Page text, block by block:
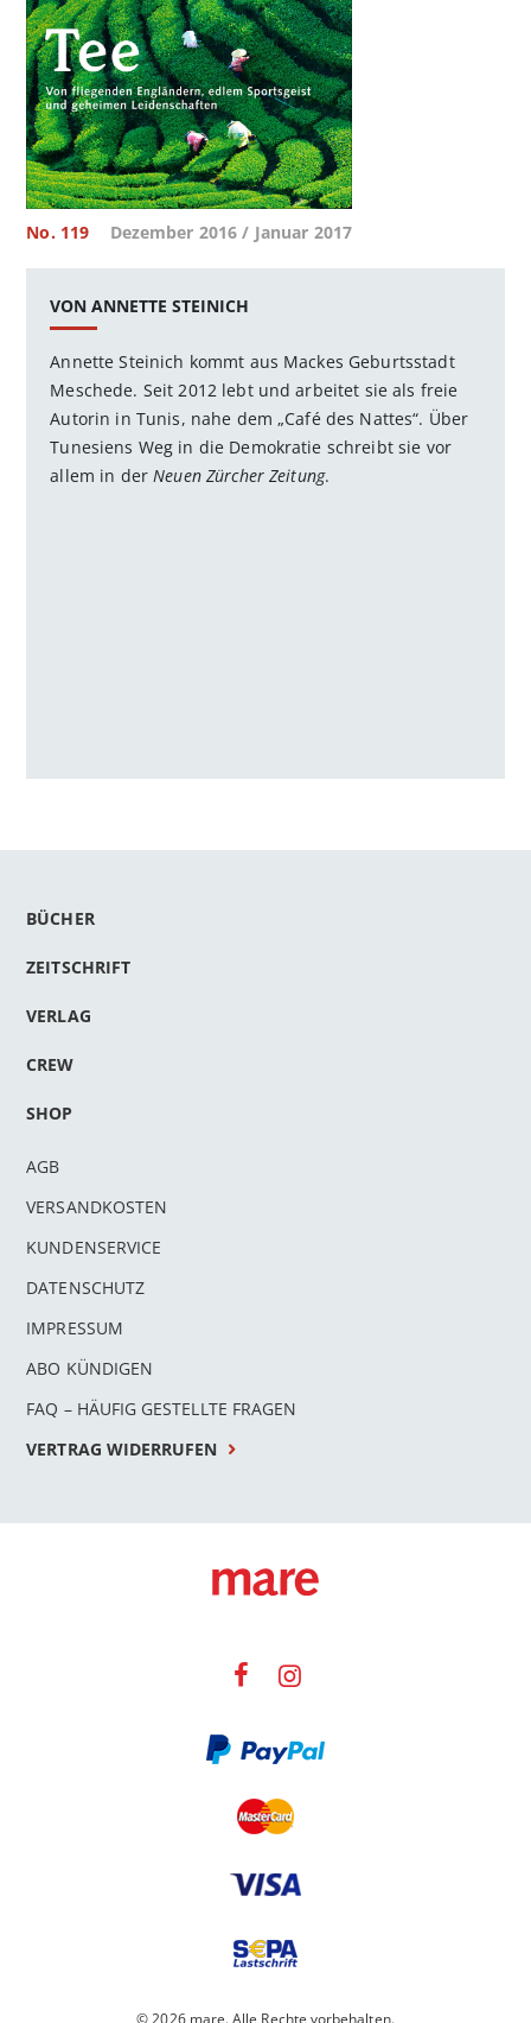
No. 119 Dezember 2016 / Januar 2017
VON ANNETTE STEINICH
Annette Steinich kommt aus Mackes Geburtsstadt
Meschede. Seit 2012 lebt und arbeitet sie als freie
Autorin in Tunis, nahe dem „Café des Nattes“. Über
Tunesiens Weg in die Demokratie schreibt sie vor
allem in derNeuen Zürcher Zeitung.
BÜCHER
ZEITSCHRIFT
VERLAG
CREW
SHOP
AGB
VERSANDKOSTEN
KUNDENSERVICE
DATENSCHUTZ
IMPRESSUM
ABO KÜNDIGEN
FAQ – HÄUFIG GESTELLTE FRAGEN
VERTRAG WIDERRUFEN
© 2026 mare. Alle Rechte vorbehalten.